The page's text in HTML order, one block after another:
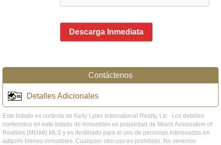
Descarga Inmediata
Contáctenos
Detalles Adicionales
Este listado es cortesía de Kelly Lyles International Realty, Llc . Los detalles
contenidos en este listado de inmuebles es propiedad de Miami Association of
Realtors (MIAMI) MLS y es destinado para el uso de personas interesadas en
adquirir bienes inmuebles. Cualquier otro uso es prohibido. No seremos